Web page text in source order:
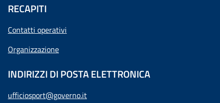
RECAPITI
Contatti operativi
Organizzazione
INDIRIZZI DI POSTA ELETTRONICA
ufficiosport@governo.it